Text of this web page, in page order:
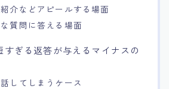
介などアピールする場面
質問に答える場面
すぎる返答が与えるマイナスの
してしまうケース